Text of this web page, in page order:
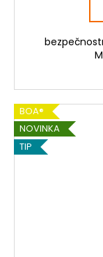
BOA®
NOVINKA
TIP